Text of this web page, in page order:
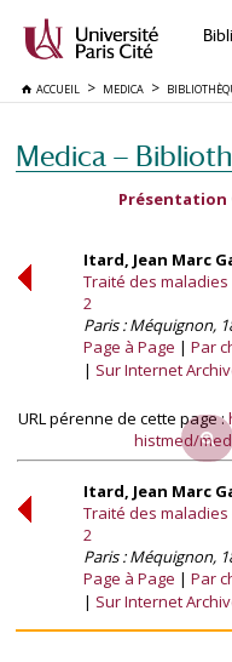
ACCUEIL MEDICA
Medica —
Présentation
Itard, Jean Marc
Traité des
2
Paris : Méquignon,
Page à Page
Par
Sur Internet
URL pérenne de cette page :
histmed/
Itard, Jean Marc
Traité des
2
Paris : Méquignon,
Page à Page
Par
Sur Internet